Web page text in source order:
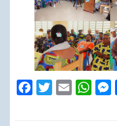
Facebook
Twitter
Email